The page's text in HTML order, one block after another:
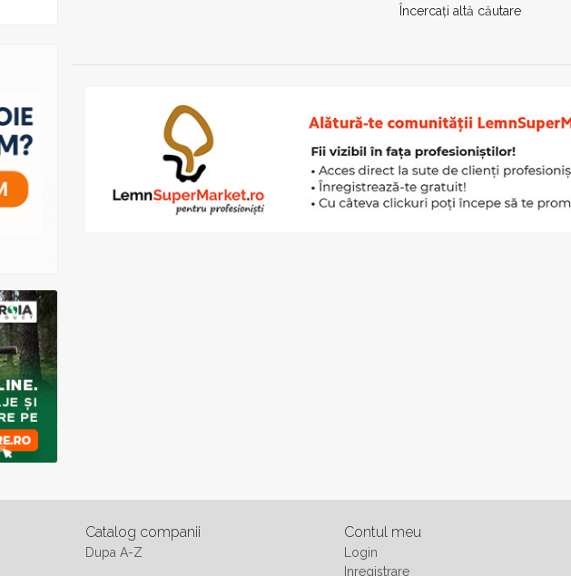
Încercați altă căutare
Catalog companii
Dupa A-Z
Contul meu
Login
Inregistrare